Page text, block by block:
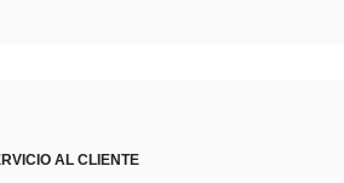
AL CLIENTE